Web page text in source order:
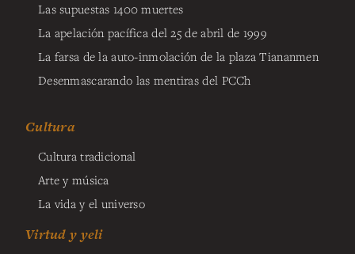
Las supuestas 1400 muertes
La apelación pacífica del 25 de abril de 1999
La farsa de la auto-inmolación de la plaza Tiananmen
Desenmascarando las mentiras del PCCh
Cultura
Cultura tradicional
Arte y música
La vida y el universo
Virtud y yeli